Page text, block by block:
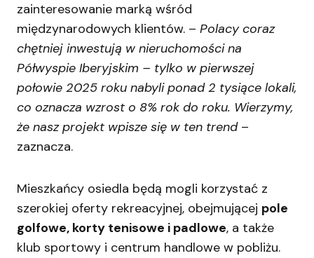
zainteresowanie marką wśród
międzynarodowych klientów. – Polacy coraz
chętniej inwestują w nieruchomości na
Półwyspie Iberyjskim – tylko w pierwszej
połowie 2025 roku nabyli ponad 2 tysiące lokali,
co oznacza wzrost o 8% rok do roku. Wierzymy,
że nasz projekt wpisze się w ten trend–
zaznacza.
Mieszkańcy osiedla będą mogli korzystać z
szerokiej oferty rekreacyjnej, obejmującej pole
golfowe, korty tenisowe i padlowe, a także
klub sportowy i centrum handlowe w pobliżu.